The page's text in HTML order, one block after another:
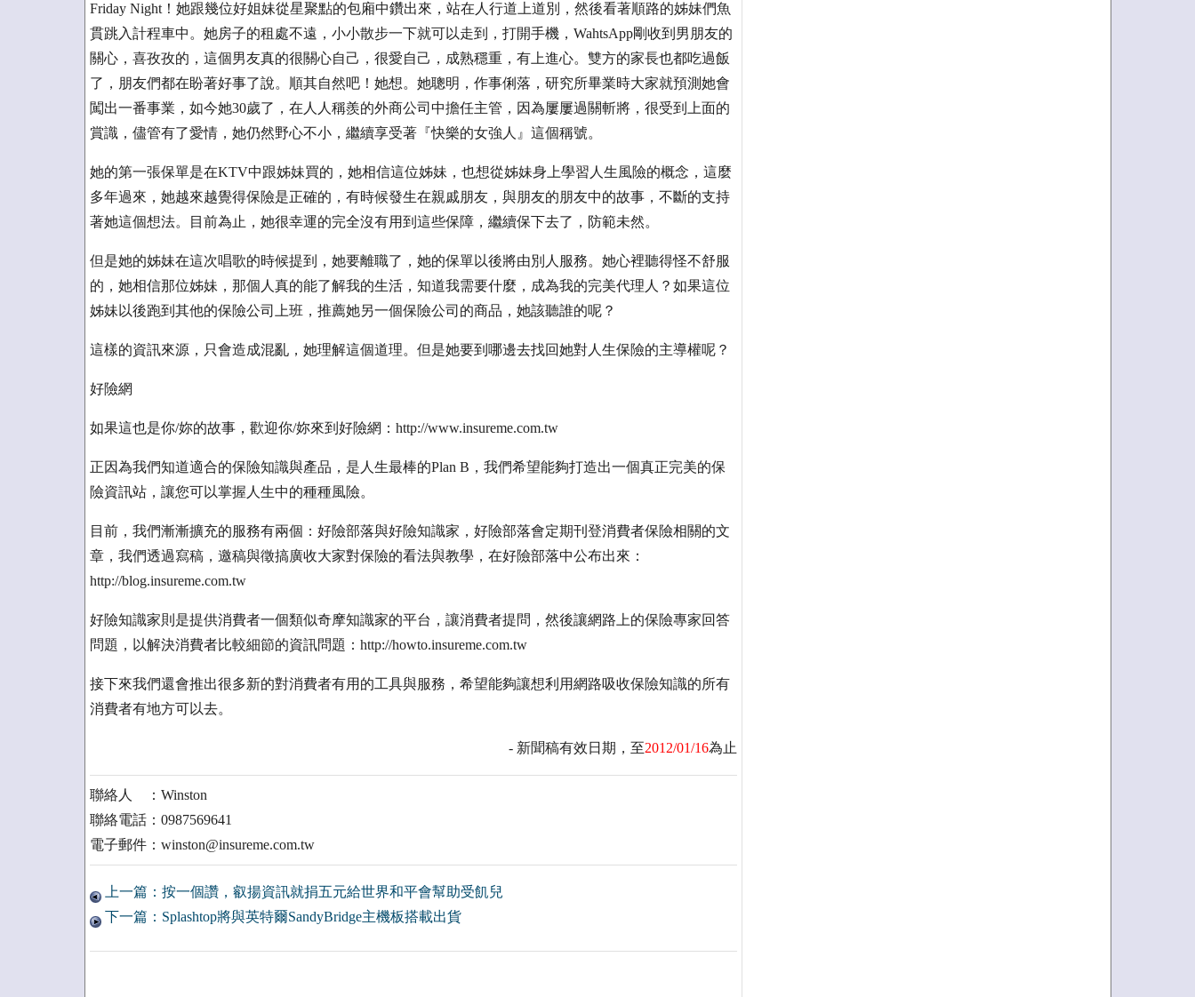
Friday Night！她跟幾位好姐妹從星聚點的包廂中鑽出來，站在人行道上道別，然後看著順路的姊妹們魚
貫跳入計程車中。她房子的租處不遠，小小散步一下就可以走到，打開手機，WahtsApp剛收到男朋友的
關心，喜孜孜的，這個男友真的很關心自己，很愛自己，成熟穩重，有上進心。雙方的家長也都吃過飯
了，朋友們都在盼著好事了說。順其自然吧！她想。她聰明，作事俐落，研究所畢業時大家就預測她會
闖出一番事業，如今她30歲了，在人人稱羨的外商公司中擔任主管，因為屢屢過關斬將，很受到上面的
賞識，儘管有了愛情，她仍然野心不小，繼續享受著『快樂的女強人』這個稱號。
她的第一張保單是在KTV中跟姊妹買的，她相信這位姊妹，也想從姊妹身上學習人生風險的概念，這麼
多年過來，她越來越覺得保險是正確的，有時候發生在親戚朋友，與朋友的朋友中的故事，不斷的支持
著她這個想法。目前為止，她很幸運的完全沒有用到這些保障，繼續保下去了，防範未然。
但是她的姊妹在這次唱歌的時候提到，她要離職了，她的保單以後將由別人服務。她心裡聽得怪不舒服
的，她相信那位姊妹，那個人真的能了解我的生活，知道我需要什麼，成為我的完美代理人？如果這位
姊妹以後跑到其他的保險公司上班，推薦她另一個保險公司的商品，她該聽誰的呢？
這樣的資訊來源，只會造成混亂，她理解這個道理。但是她要到哪邊去找回她對人生保險的主導權呢？
好險網
如果這也是你/妳的故事，歡迎你/妳來到好險網：http://www.insureme.com.tw
正因為我們知道適合的保險知識與產品，是人生最棒的Plan B，我們希望能夠打造出一個真正完美的保
險資訊站，讓您可以掌握人生中的種種風險。
目前，我們漸漸擴充的服務有兩個：好險部落與好險知識家，好險部落會定期刊登消費者保險相關的文
章，我們透過寫稿，邀稿與徵搞廣收大家對保險的看法與教學，在好險部落中公布出來：
http://blog.insureme.com.tw
好險知識家則是提供消費者一個類似奇摩知識家的平台，讓消費者提問，然後讓網路上的保險專家回答
問題，以解決消費者比較細節的資訊問題：http://howto.insureme.com.tw
接下來我們還會推出很多新的對消費者有用的工具與服務，希望能夠讓想利用網路吸收保險知識的所有
消費者有地方可以去。
- 新聞稿有效日期，至2012/01/16為止
聯絡人 ：Winston
聯絡電話：0987569641
電子郵件：winston@insureme.com.tw
上一篇：按一個讚，叡揚資訊就捐五元給世界和平會幫助受飢兒
下一篇：Splashtop將與英特爾SandyBridge主機板搭載出貨